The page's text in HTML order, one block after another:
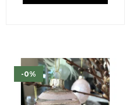
-0%